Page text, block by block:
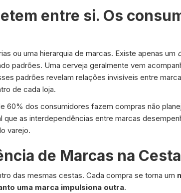
entre si. Os
ou uma hierarquia de marcas. Existe apenas um
padrões. Uma cerveja geralmente vem
padrões revelam relações invisíveis entre
de cada loja.
60% dos consumidores fazem compras não
as interdependências entre marcas
varejo.
de Marcas na Cesta
das mesmas cestas. Cada compra se torna um
uma marca impulsiona outra.